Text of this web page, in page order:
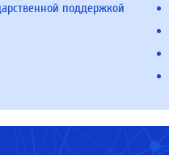
поддержкой